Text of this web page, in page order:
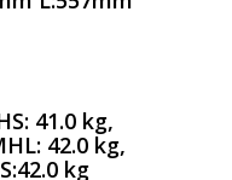
41.0 kg,
42.0 kg,
kg